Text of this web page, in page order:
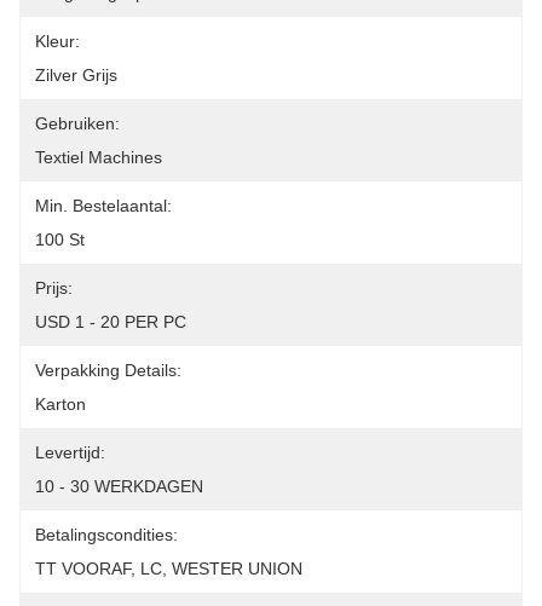
Kleur:
Zilver Grijs
Gebruiken:
Textiel Machines
Min. Bestelaantal:
100 St
Prijs:
USD 1 - 20 PER PC
Verpakking Details:
Karton
Levertijd:
10 - 30 WERKDAGEN
Betalingscondities:
TT VOORAF, LC, WESTER UNION